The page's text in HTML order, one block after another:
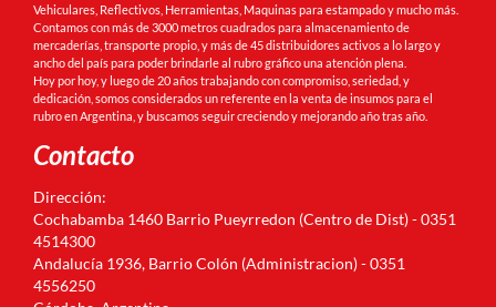
Vehiculares, Reflectivos, Herramientas, Maquinas para estampado y mucho más.
Contamos con más de 3000 metros cuadrados para almacenamiento de
mercaderías, transporte propio, y más de 45 distribuidores activos a lo largo y
ancho del país para poder brindarle al rubro gráfico una atención plena.
Hoy por hoy, y luego de 20 años trabajando con compromiso, seriedad, y
dedicación, somos considerados un referente en la venta de insumos para el
rubro en Argentina, y buscamos seguir creciendo y mejorando año tras año.
Contacto
Dirección:
Cochabamba 1460 Barrio Pueyrredon (Centro de Dist) - 0351
4514300
Andalucía 1936, Barrio Colón (Administracion) - 0351
4556250